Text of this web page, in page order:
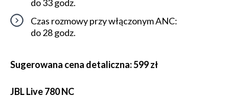
do 33 godz.
Czas rozmowy przy włączonym ANC:
do 28 godz.
Sugerowana cena detaliczna: 599 zł
JBL Live 780 NC